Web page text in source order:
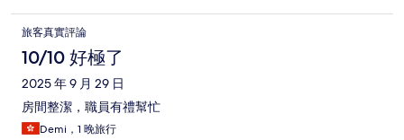
旅客真實評論
10/10 好極了
2025 年 9 月 29 日
房間整潔，職員有禮幫忙
Demi，1 晚旅行